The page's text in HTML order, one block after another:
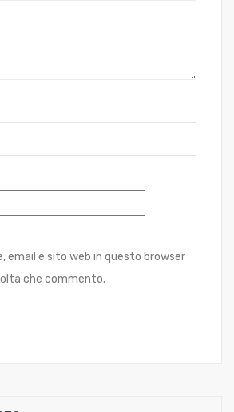
email e sito web in questo browser
che commento.